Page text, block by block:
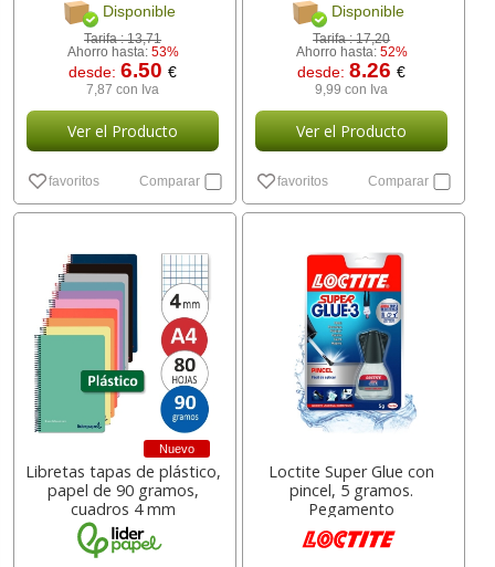
Disponible
Tarifa :13,71
Ahorro hasta: 53%
desde:6.50€
7,87 con Iva
Ver el Producto
favoritos Comparar
Disponible
Tarifa :17,20
Ahorro hasta: 52%
desde:8.26€
9,99 con Iva
Ver el Producto
favoritos Comparar
Nuevo
Libretas tapas de plástico,
papel de 90 gramos,
cuadros 4 mm
Loctite Super Glue con
pincel, 5 gramos.
Pegamento